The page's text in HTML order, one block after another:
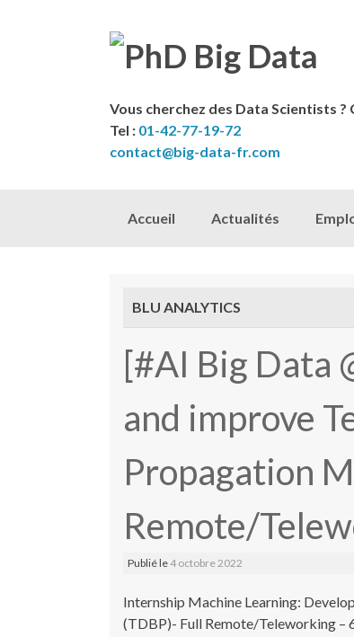
Vous cherchez des Data Scientists ?
Tel : 01-42-77-19-72
contact@big-data-fr.com
Skip to content
Accueil Actualités
BLU ANALYTICS
[#AI Big Data
and improve
Propagation
Remote/
Publié le 4 octobre 2022
Internship Machine Learning:
(TDBP)- Full Remote/Teleworking –